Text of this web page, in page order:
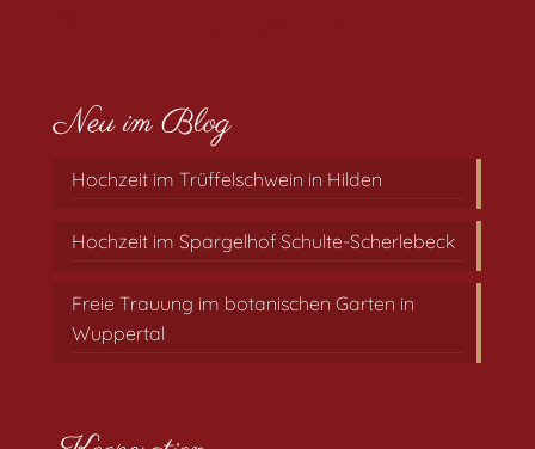
Neu im Blog
Hochzeit im Trüffelschwein in Hilden
Hochzeit im Spargelhof Schulte-Scherlebeck
Freie Trauung im botanischen Garten in
Wuppertal